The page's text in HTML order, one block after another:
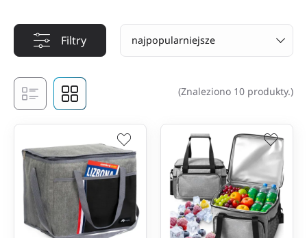
Filtry najpopularniejsze
(Znaleziono 10 produkty.)